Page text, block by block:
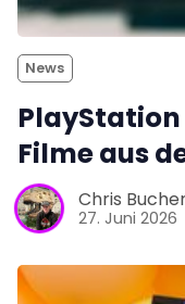
News
Filme aus
Chris
27. Juni 2026